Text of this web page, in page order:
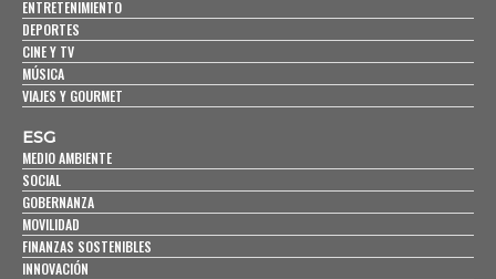
ENTRETENIMIENTO
DEPORTES
CINE Y TV
MÚSICA
VIAJES Y GOURMET
ESG
MEDIO AMBIENTE
SOCIAL
GOBERNANZA
MOVILIDAD
FINANZAS SOSTENIBLES
INNOVACIÓN